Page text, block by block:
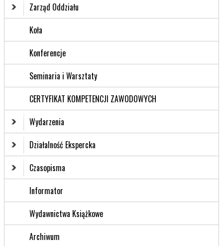
Zarząd Oddziału
Koła
Konferencje
Seminaria i Warsztaty
CERTYFIKAT KOMPETENCJI ZAWODOWYCH
Wydarzenia
Działalność Ekspercka
Czasopisma
Informator
Wydawnictwa Książkowe
Archiwum